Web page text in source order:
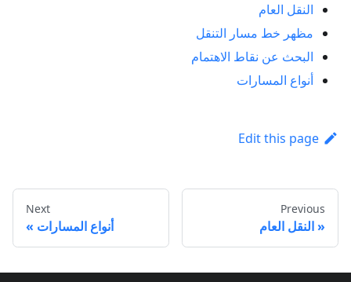
النقل العام
مظهر خط مسار التنقل
البحث عن نقاط الاهتمام
أنواع المسارات
Edit this page
Previous
النقل العام
Next
أنواع المسارات